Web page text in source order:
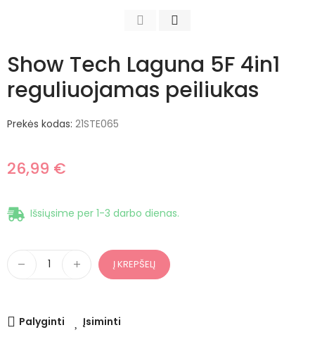
Show Tech Laguna 5F 4in1
reguliuojamas peiliukas
Prekės kodas: 21STE065
26,99 €
Išsiųsime per 1-3 darbo dienas.
Į KREPŠELĮ
Palyginti Įsiminti